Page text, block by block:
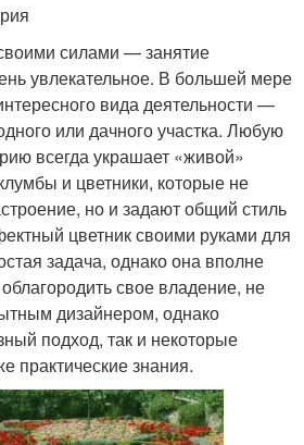
силами — занятие
увлекательное. В большей мере
вида деятельности —
или дачного участка. Любую
всегда украшает «живой»
и цветники, которые не
но и задают общий стиль
цветник своими руками для
задача, однако она вполне
свое владение, не
дизайнером, однако
подход, так и некоторые
практические знания.